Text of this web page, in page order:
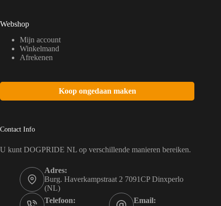
Webshop
Mijn account
Winkelmand
Afrekenen
Koop ongedaan maken
Contact Info
U kunt DOGPRIDE NL op verschillende manieren bereiken.
Adres:
Burg. Haverkampstraat 2 7091CP Dinxperlo
(NL)
Telefoon:
Email: